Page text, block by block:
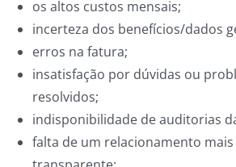
os altos custos mensais;
incerteza dos benefícios/dados
erros na fatura;
insatisfação por dúvidas ou
resolvidos;
indisponibilidade de auditorias
falta de um relacionamento